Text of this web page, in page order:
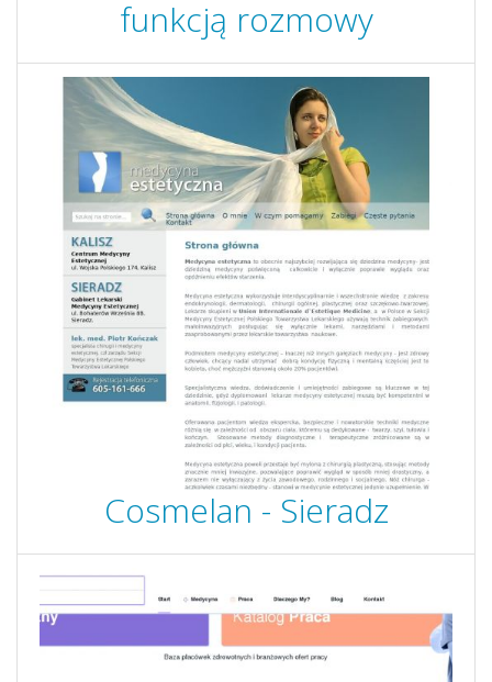
funkcją rozmowy
Cosmelan - Sieradz